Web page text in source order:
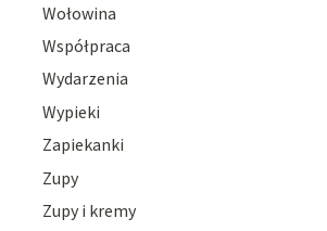
Wołowina
Współpraca
Wydarzenia
Wypieki
Zapiekanki
Zupy
Zupy i kremy